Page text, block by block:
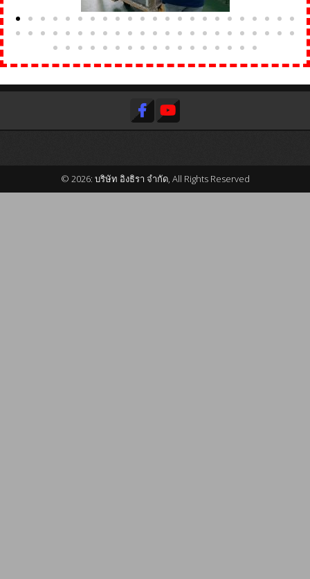
© 2026: บริษัท อิงธิรา จำกัด, All Rights Reserved